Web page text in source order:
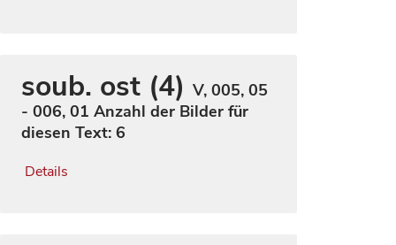
soub. ost (4) V, 005, 05
- 006, 01 Anzahl der Bilder für
diesen Text: 6
Details